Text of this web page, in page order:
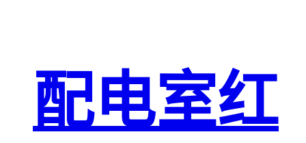
配电室红